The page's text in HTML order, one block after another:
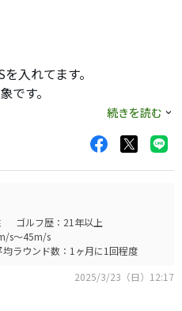
入れてます。
です。
。
。
続きを読む
ゴルフ歴：21年以上
s～45m/s
均ラウンド数：1ヶ月に1回程度
2025/3/23（日）12:17